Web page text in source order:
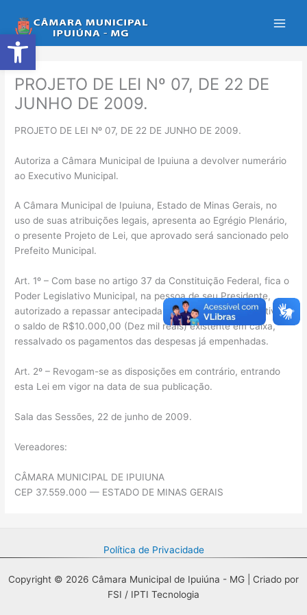
Abrir a barra de ferramentas
para
o
conteúdo
PROJETO DE LEI Nº 07, DE 22 DE
JUNHO DE 2009.
PROJETO DE LEI Nº 07, DE 22 DE JUNHO DE 2009.
Autoriza a Câmara Municipal de Ipuiuna a devolver numerário
ao Executivo Municipal.
A Câmara Municipal de Ipuiuna, Estado de Minas Gerais, no
uso de suas atribuições legais, apresenta ao Egrégio Plenário,
o presente Projeto de Lei, que aprovado será sancionado pelo
Prefeito Municipal.
Art. 1º – Com base no artigo 37 da Constituição Federal, fica o
Poder Legislativo Municipal, na pessoa de seu Presidente,
autorizado a repassar antecipadamente, ao Poder Executivo,
o saldo de R$10.000,00 (Dez mil reais) existente em caixa,
ressalvado os pagamentos das despesas já empenhadas.
Art. 2º – Revogam-se as disposições em contrário, entrando
esta Lei em vigor na data de sua publicação.
Sala das Sessões, 22 de junho de 2009.
Vereadores:
CÂMARA MUNICIPAL DE IPUIUNA
CEP 37.559.000 — ESTADO DE MINAS GERAIS
Política de Privacidade
Copyright © 2026 Câmara Municipal de Ipuiúna - MG | Criado por
FSI / IPTI Tecnologia